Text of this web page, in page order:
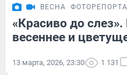
ВЕСНА
«Красиво до
весеннее и
13 марта, 2026, 23:30 1 131